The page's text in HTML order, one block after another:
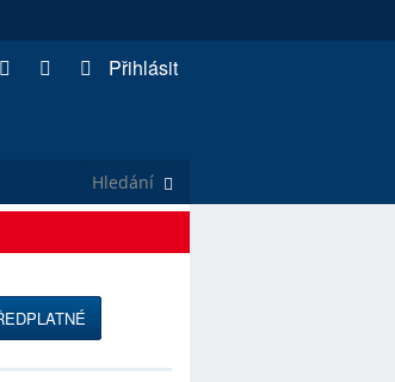
Přihlásit